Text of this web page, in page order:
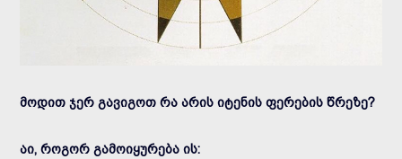
მოდით ჯერ გავიგოთ რა არის იტენის ფერების წრეზე?
აი, როგორ გამოიყურება ის: